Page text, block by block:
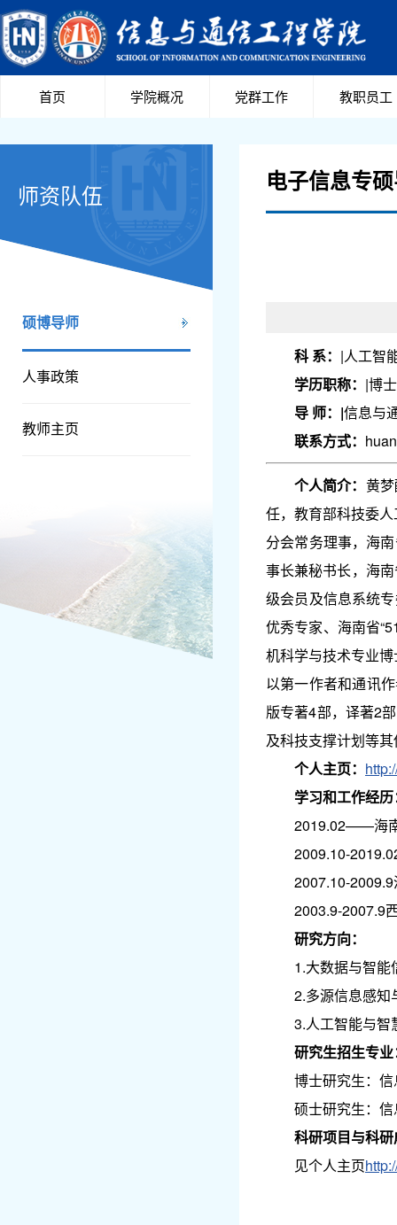
首页 学院概况 党群工作 教职员工
师资队伍
硕博导师
人事政策
教师主页
电子信息专
科 系： |人工智
学历职称： |博
导 师： |信息与
联系方式：
个人简介： 黄
任，教育部科技委
分会常务理事，海
事长兼秘书长，海
级会员及信息系统
优秀专家、海南省
机科学与技术专业
以第一作者和通讯
版专著4部，译著2
及科技支撑计划等
个人主页：
学习和工作经历
2019.02——海
2009.10-
2007.10-
2003.9-2007.9
研究方向：
1.大数据与智能
2.多源信息感知
3.人工智能与智
研究生招生专业
博士研究生：
硕士研究生：
科研项目与科
见个人主页